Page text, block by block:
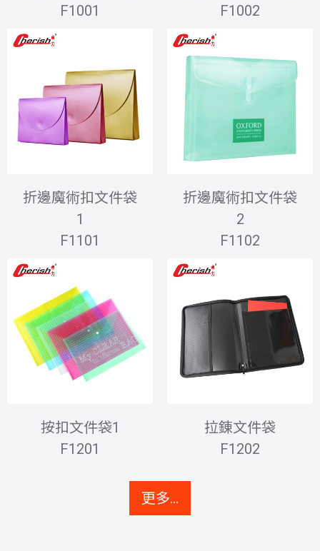
F1001
F1002
折邊魔術扣文件袋
1
F1101
折邊魔術扣文件袋
2
F1102
按扣文件袋1
F1201
拉錬文件袋
F1202
更多...